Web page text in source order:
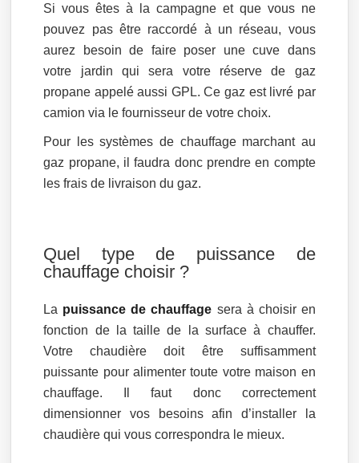
Si vous êtes à la campagne et que vous ne
pouvez pas être raccordé à un réseau, vous
aurez besoin de faire poser une cuve dans
votre jardin qui sera votre réserve de gaz
propane appelé aussi GPL. Ce gaz est livré par
camion via le fournisseur de votre choix.
Pour les systèmes de chauffage marchant au
gaz propane, il faudra donc prendre en compte
les frais de livraison du gaz.
Quel type de puissance de
chauffage choisir ?
La puissance de chauffage sera à choisir en
fonction de la taille de la surface à chauffer.
Votre chaudière doit être suffisamment
puissante pour alimenter toute votre maison en
chauffage. Il faut donc correctement
dimensionner vos besoins afin d’installer la
chaudière qui vous correspondra le mieux.